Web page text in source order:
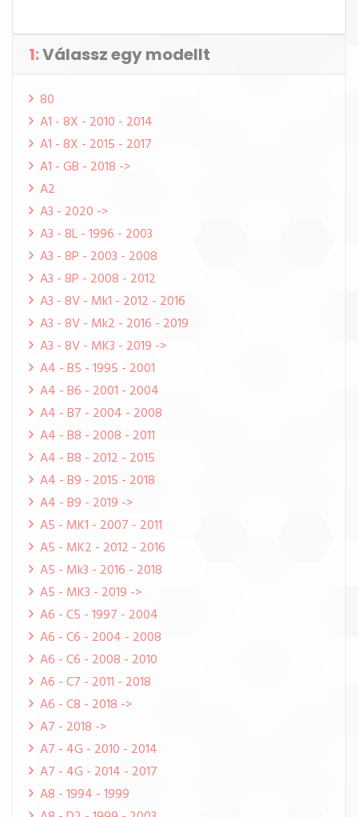
1:Válassz egy modellt
80
A1 - 8X - 2010 - 2014
A1 - 8X - 2015 - 2017
A1 - GB - 2018 ->
A2
A3 - 2020 ->
A3 - 8L - 1996 - 2003
A3 - 8P - 2003 - 2008
A3 - 8P - 2008 - 2012
A3 - 8V - Mk1 - 2012 - 2016
A3 - 8V - Mk2 - 2016 - 2019
A3 - 8V - MK3 - 2019 ->
A4 - B5 - 1995 - 2001
A4 - B6 - 2001 - 2004
A4 - B7 - 2004 - 2008
A4 - B8 - 2008 - 2011
A4 - B8 - 2012 - 2015
A4 - B9 - 2015 - 2018
A4 - B9 - 2019 ->
A5 - MK1 - 2007 - 2011
A5 - MK2 - 2012 - 2016
A5 - Mk3 - 2016 - 2018
A5 - MK3 - 2019 ->
A6 - C5 - 1997 - 2004
A6 - C6 - 2004 - 2008
A6 - C6 - 2008 - 2010
A6 - C7 - 2011 - 2018
A6 - C8 - 2018 ->
A7 - 2018 ->
A7 - 4G - 2010 - 2014
A7 - 4G - 2014 - 2017
A8 - 1994 - 1999